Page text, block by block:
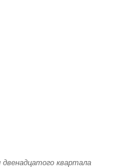
двенадцатого квартала